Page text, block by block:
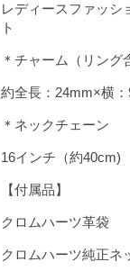
レディースファッシ
ト
＊チャーム（リング
約全長：24mm×横
＊ネックチェーン
16インチ（約40cm)
【付属品】
クロムハーツ革袋
クロムハーツ純正